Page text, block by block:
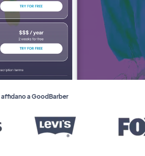
affidano a GoodBarber